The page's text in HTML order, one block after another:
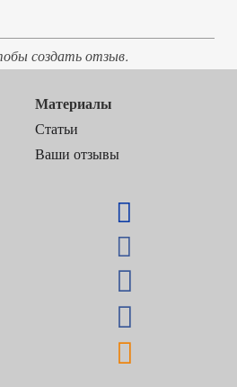
создать отзыв.
Материалы
Статьи
Ваши отзывы